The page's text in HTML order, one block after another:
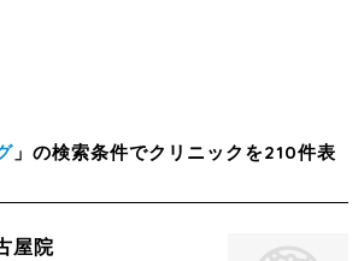
」の検索条件でクリニックを210件表
屋院